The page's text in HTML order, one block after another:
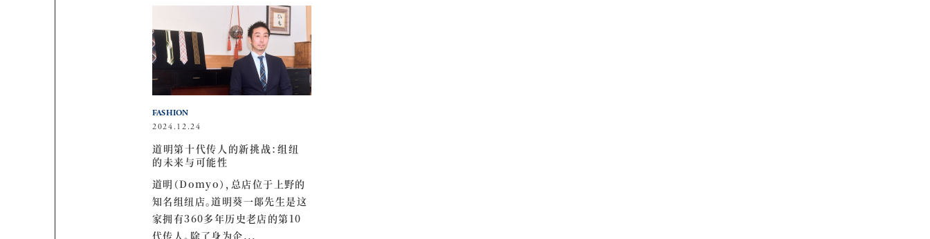
2024.12.24
道明第十代传人的新挑战：组纽
的未来与可能性
道明（Domyo），总店位于上野的
知名组纽店。道明葵一郎先生是这
家拥有360多年历史老店的第10
代传人。除了身为企...
FASHION